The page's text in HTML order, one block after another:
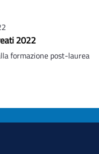
2022
formazione post-laurea